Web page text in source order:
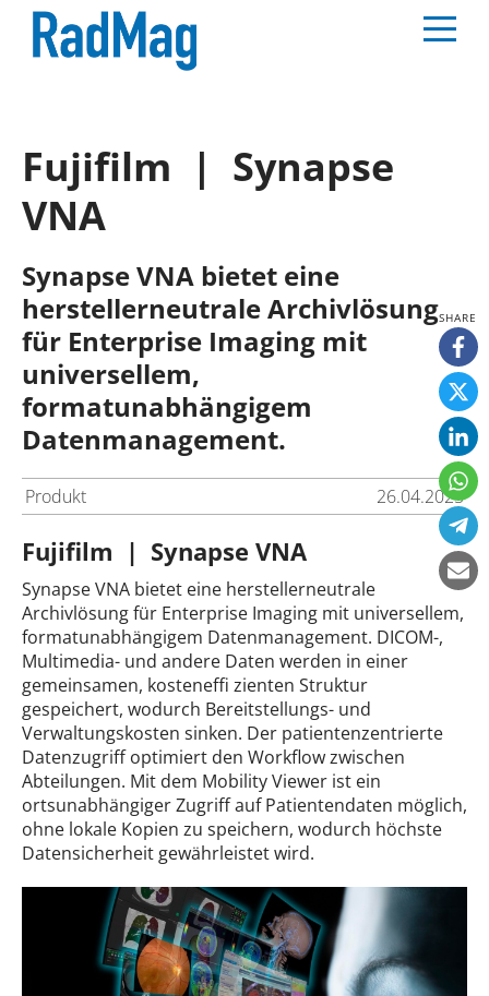
Fujifilm | Synapse
VNA
Synapse VNA bietet eine
herstellerneutrale Archivlösung
für Enterprise Imaging mit
universellem,
formatunabhängigem
Datenmanagement.
Produkt 26.04.2025
Fujifilm | Synapse VNA
Synapse VNA bietet eine herstellerneutrale
Archivlösung für Enterprise Imaging mit universellem,
formatunabhängigem Datenmanagement. DICOM-,
Multimedia- und andere Daten werden in einer
gemeinsamen, kosteneffi zienten Struktur
gespeichert, wodurch Bereitstellungs- und
Verwaltungskosten sinken. Der patientenzentrierte
Datenzugriff optimiert den Workflow zwischen
Abteilungen. Mit dem Mobility Viewer ist ein
ortsunabhängiger Zugriff auf Patientendaten möglich,
ohne lokale Kopien zu speichern, wodurch höchste
Datensicherheit gewährleistet wird.